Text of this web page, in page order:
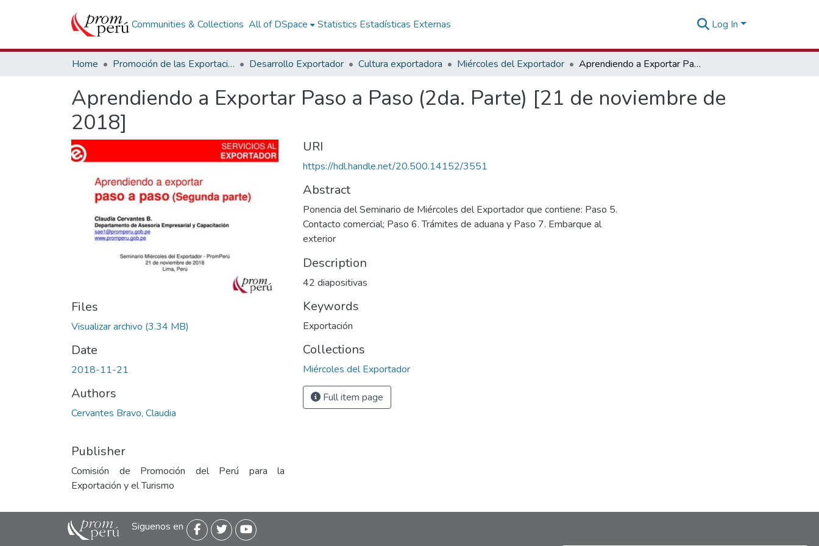
Communities & Collections All of DSpace Statistics Estadísticas Externas Log In
Home Promoción de las Exportaciones Desarrollo Exportador Cultura exportadora Miércoles del Exportador Aprendiendo a Exportar Paso a Paso (2da. Parte) [21 de noviembre de 2018]
Aprendiendo a Exportar Paso a Paso (2da. Parte) [21 de noviembre de
2018]
Files
Visualizar archivo (3.34 MB)
Date
2018-11-21
Authors
Cervantes Bravo, Claudia
Publisher
Comisión de Promoción del Perú para la
Exportación y el Turismo
URI
https://hdl.handle.net/20.500.14152/3551
Abstract
Ponencia del Seminario de Miércoles del Exportador que contiene: Paso 5.
Contacto comercial; Paso 6. Trámites de aduana y Paso 7. Embarque al
exterior
Description
42 diapositivas
Keywords
Exportación
Collections
Miércoles del Exportador
Full item page
Siguenos en